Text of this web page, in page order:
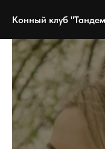
Конный клуб